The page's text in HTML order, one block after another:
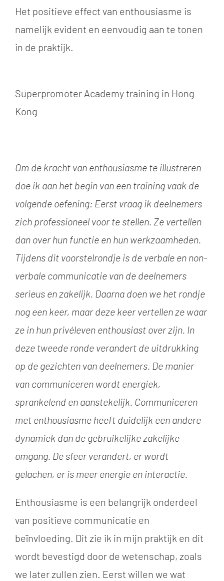
Het positieve effect van enthousiasme is
namelijk evident en eenvoudig aan te tonen
in de praktijk.
Superpromoter Academy training in Hong
Kong
Om de kracht van enthousiasme te illustreren
doe ik aan het begin van een training vaak de
volgende oefening: Eerst vraag ik deelnemers
zich professioneel voor te stellen. Ze vertellen
dan over hun functie en hun werkzaamheden.
Tijdens dit voorstelrondje is de verbale en non-
verbale communicatie van de deelnemers
serieus en zakelijk. Daarna doen we het rondje
nog een keer, maar deze keer vertellen ze waar
ze in hun privéleven enthousiast over zijn. In
deze tweede ronde verandert de uitdrukking
op de gezichten van deelnemers. De manier
van communiceren wordt energiek,
sprankelend en aanstekelijk. Communiceren
met enthousiasme heeft duidelijk een andere
dynamiek dan de gebruikelijke zakelijke
omgang. De sfeer verandert, er wordt
gelachen, er is meer energie en interactie.
Enthousiasme is een belangrijk onderdeel
van positieve communicatie en
beïnvloeding. Dit zie ik in mijn praktijk en dit
wordt bevestigd door de wetenschap, zoals
we later zullen zien. Eerst willen we wat